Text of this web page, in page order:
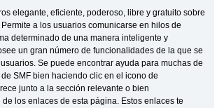
elegante, eficiente, poderoso, libre y gratuito sobre
a los usuarios comunicarse en hilos de
determinado de una manera inteligente y
un gran número de funcionalidades de la que se
Se puede encontrar ayuda para muchas de
SMF bien haciendo clic en el icono de
junto a la sección relevante o bien
los enlaces de esta página. Estos enlaces te